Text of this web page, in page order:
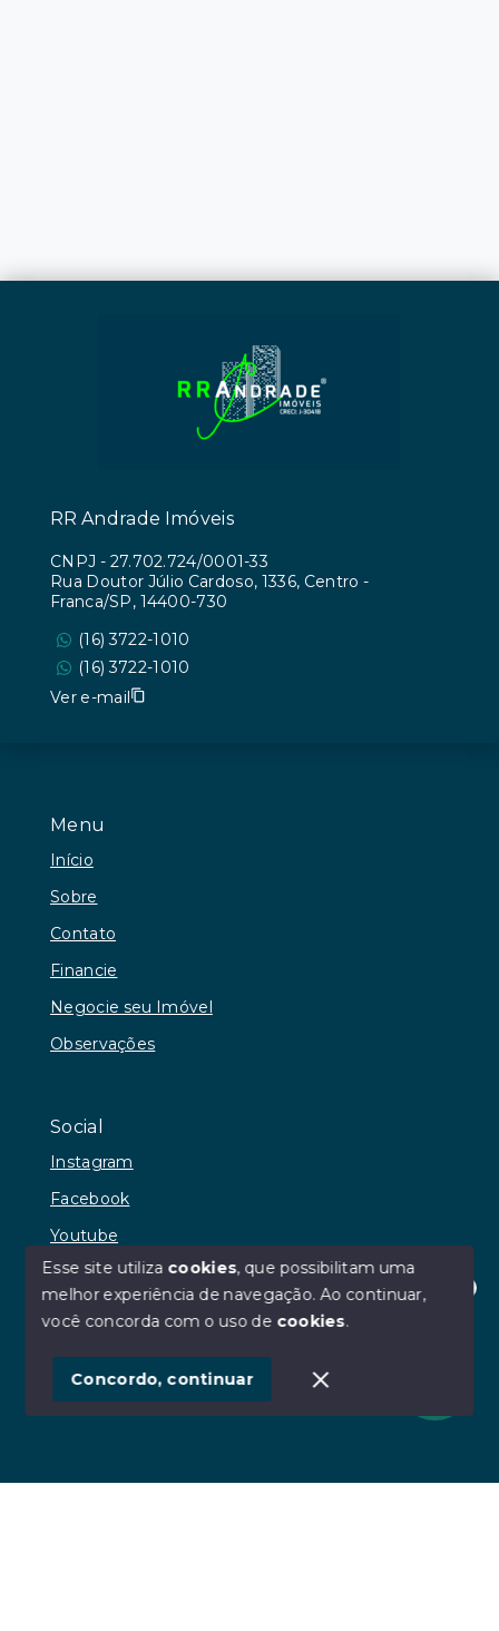
Menu
Início
Sobre
Contato
Financie
Negocie seu Imóvel
Observações
Social
Instagram
Facebook
Youtube
© Copyright 2026 - RR Andrade Imóveis - Todos os
SITE PARA IMOBILIARIA
RR Andrade Imóveis
CNPJ - 27.702.724/0001-33
Rua Doutor Júlio Cardoso, 1336, Centro -
Franca/SP, 14400-730
(16) 3722-1010
(16) 3722-1010
Ver e-mail
Olá! Estamos disponíveis para te ajudar.
Esse site utiliza cookies, que possibilitam uma
melhor experiência de navegação.Ao continuar,
você concorda com o uso de cookies.
Concordo, continuar